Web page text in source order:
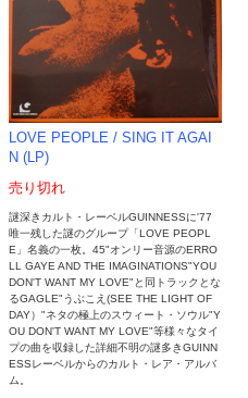
LOVE PEOPLE / SING IT AGAI
N (LP)
売り切れ
謎深きカルト・レーベルGUINNESSに'77
唯一残した謎のグループ「LOVE PEOPL
E」名義の一枚。45"オンリー音源のERRO
LL GAYE AND THE IMAGINATIONS"YOU
DON'T WANT MY LOVE"と同トラックとな
るGAGLE"うぶこえ(SEE THE LIGHT OF
DAY）"ネタの極上のスウィート・ソウル"Y
OU DON'T WANT MY LOVE"等様々なタイ
プの曲を収録した詳細不明の謎多きGUINN
ESSレーベルからのカルト・レア・アルバ
ム。